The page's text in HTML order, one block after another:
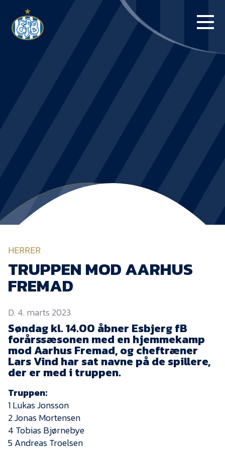
BLUE WATER
NYHEDER
EfB Akademi
Sydvestjysk Fodbold
Samarbejde
Partnere
Blue Water Arena
Kontakt
Job i EfB
HERRER
TRUPPEN MOD AARHUS
FREMAD
D. 4. marts 2023
Søndag kl. 14.00 åbner Esbjerg fB
forårssæsonen med en hjemmekamp
mod Aarhus Fremad, og cheftræner
Lars Vind har sat navne på de spillere,
der er med i truppen.
Truppen:
1 Lukas Jonsson
2 Jonas Mortensen
4 Tobias Bjørnebye
5 Andreas Troelsen